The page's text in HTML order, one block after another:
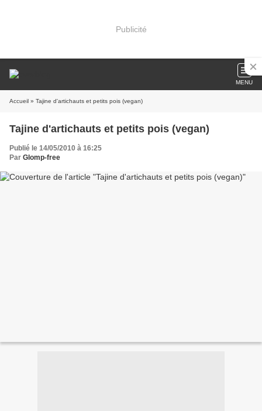
Publicité
MENU
Accueil » Tajine d'artichauts et petits pois (vegan)
Tajine d'artichauts et petits pois (vegan)
Publié le 14/05/2010 à 16:25
Par Glomp-free